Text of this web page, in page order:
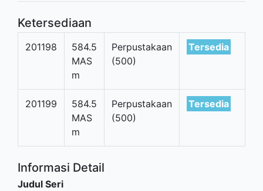
Ketersediaan
201198
584.5
MAS
m
Perpustakaan
(500)
Tersedia
201199
584.5
MAS
m
Perpustakaan
(500)
Tersedia
Informasi Detail
Judul Seri